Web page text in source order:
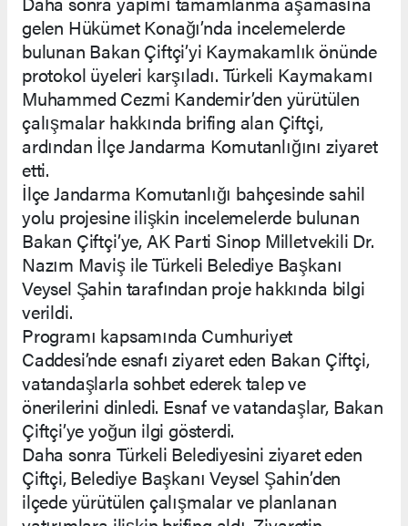
gelen Hükümet Konağı’nda incelemelerde
bulunan Bakan Çiftçi’yi Kaymakamlık önünde
protokol üyeleri karşıladı. Türkeli Kaymakamı
Muhammed Cezmi Kandemir’den yürütülen
çalışmalar hakkında brifing alan Çiftçi,
ardından İlçe Jandarma Komutanlığını ziyaret
etti.
İlçe Jandarma Komutanlığı bahçesinde sahil
yolu projesine ilişkin incelemelerde bulunan
Bakan Çiftçi’ye, AK Parti Sinop Milletvekili Dr.
Nazım Maviş ile Türkeli Belediye Başkanı
Veysel Şahin tarafından proje hakkında bilgi
verildi.
Programı kapsamında Cumhuriyet
Caddesi’nde esnafı ziyaret eden Bakan Çiftçi,
vatandaşlarla sohbet ederek talep ve
önerilerini dinledi. Esnaf ve vatandaşlar, Bakan
Çiftçi’ye yoğun ilgi gösterdi.
Daha sonra Türkeli Belediyesini ziyaret eden
Çiftçi, Belediye Başkanı Veysel Şahin’den
ilçede yürütülen çalışmalar ve planlanan